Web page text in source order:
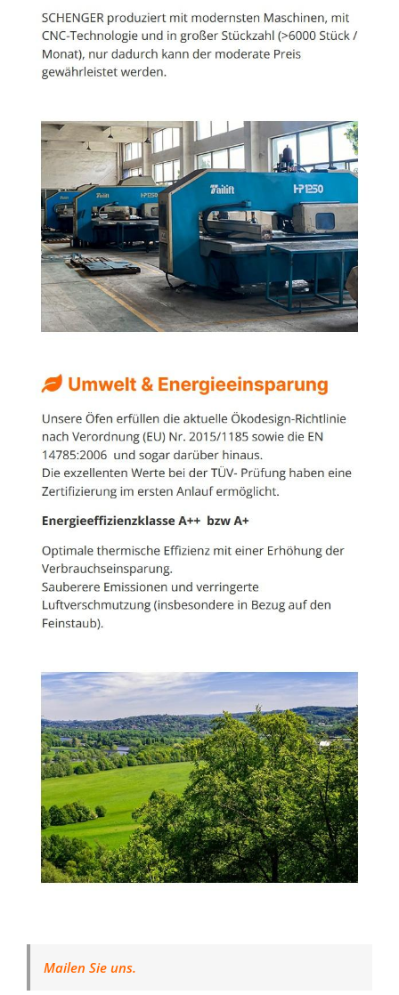
Mailen Sie uns.